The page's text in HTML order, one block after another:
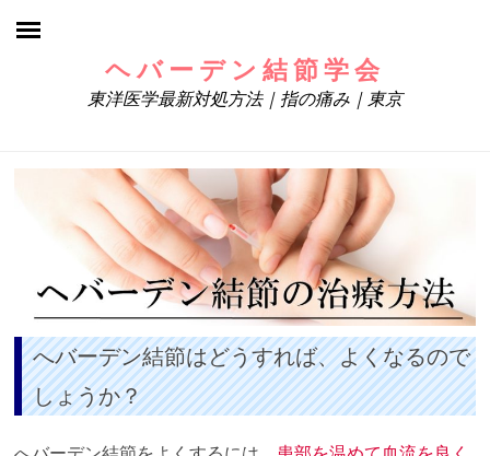
ヘバーデン結節学会
東洋医学最新対処方法｜指の痛み｜東京
へバーデン結節はどうすれば、よくなるので
しょうか？